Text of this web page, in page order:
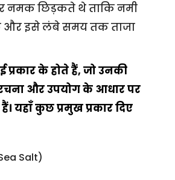
नमक छिड़कते थे ताकि नमी
और इसे लंबे समय तक ताजा
के होते हैं, जो उनकी
और उपयोग के आधार पर
यहाँ कुछ प्रमुख प्रकार दिए
Salt)